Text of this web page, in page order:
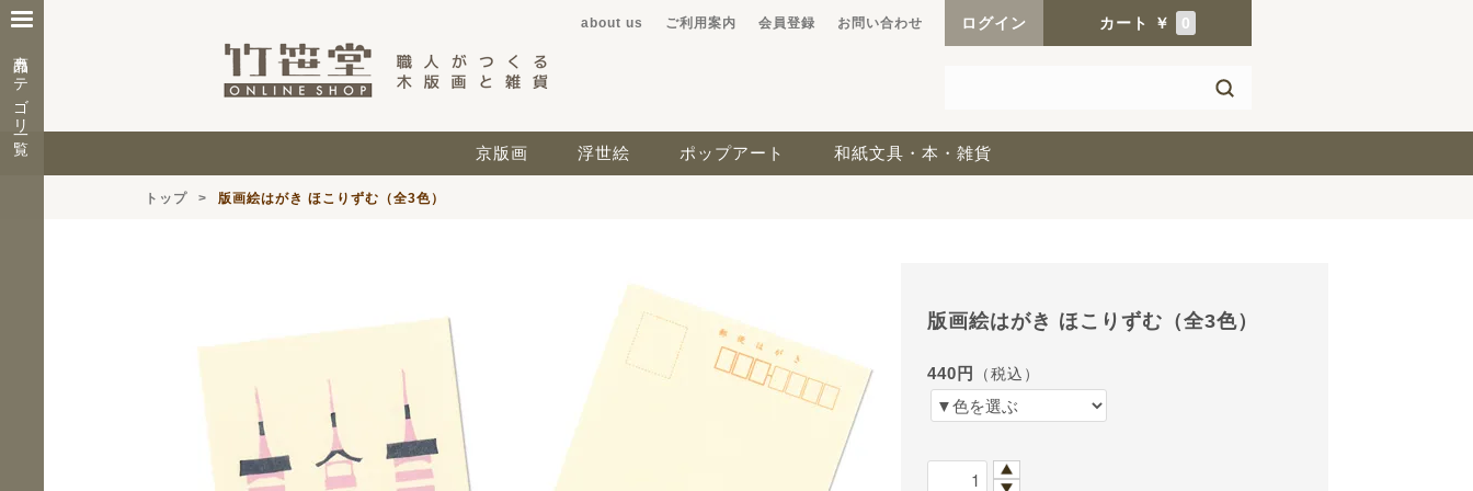
about us ご利用案内 会員登録 お問い合わせ ログイン カート ￥ 0
京版画 浮世絵 ポップアート 和紙文具・本・雑貨
商品カテゴリ一覧
トップ 版画絵はがき ほこりずむ（全3色）
版画絵はがき ほこりずむ（全3色）
440円 （税込）